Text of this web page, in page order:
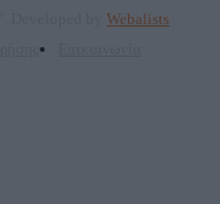
Webalists